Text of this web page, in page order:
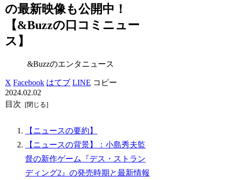
の最新映像も公開中！
【&Buzzの口コミニュー
ス】
&Buzzのエンタニュース
X Facebook はてブ LINE コピー
2024.02.02
目次
【ニュースの要約】
【ニュースの背景】：小島秀夫監
督の新作ゲーム『デス・ストラン
ディング2』の発売時期と最新情報